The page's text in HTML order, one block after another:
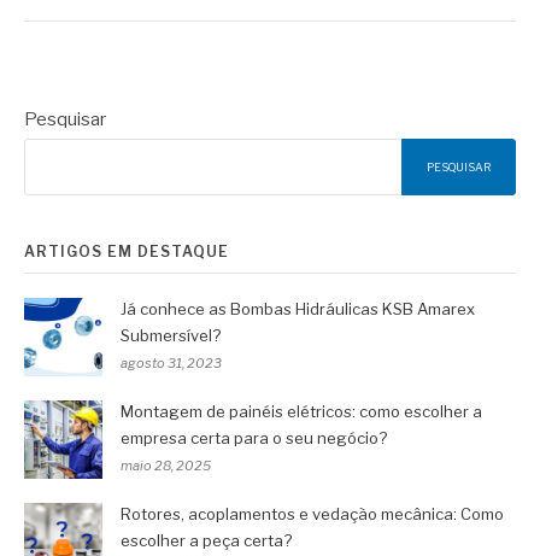
Pesquisar
PESQUISAR
ARTIGOS EM DESTAQUE
Já conhece as Bombas Hidráulicas KSB Amarex
Submersível?
agosto 31, 2023
Montagem de painéis elétricos: como escolher a
empresa certa para o seu negócio?
maio 28, 2025
Rotores, acoplamentos e vedação mecânica: Como
escolher a peça certa?